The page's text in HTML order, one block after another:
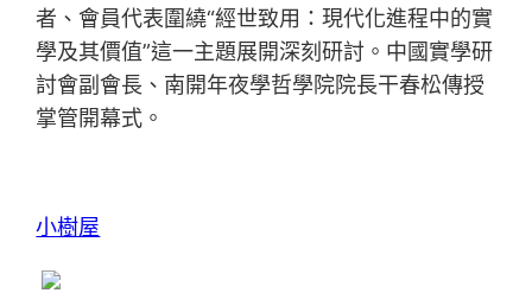
者、會員代表圍繞“經世致用：現代化進程中的實
學及其價值”這一主題展開深刻研討。中國實學研
討會副會長、南開年夜學哲學院院長干春松傳授
掌管開幕式。
小樹屋